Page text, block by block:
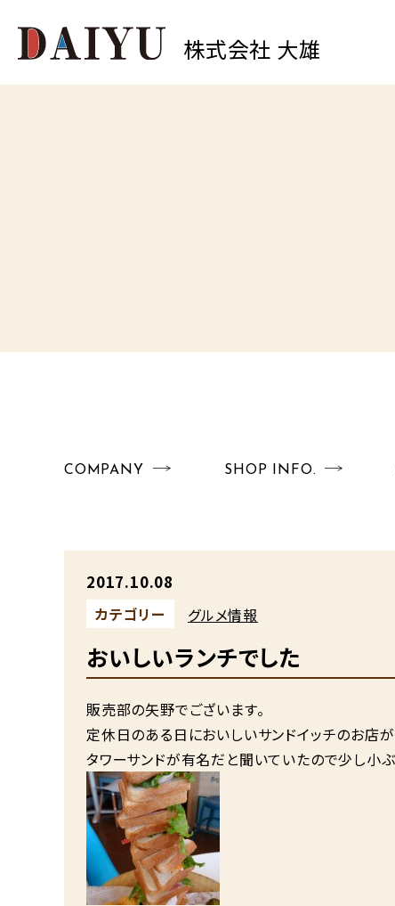
株式会社 大雄
COMPANY SHOP INFO.
2017.10.08
カテゴリー グルメ情報
おいしいランチでした
販売部の矢野でございます。
定休日のある日においしいサンドイッチのお店
タワーサンドが有名だと聞いていたので少し小